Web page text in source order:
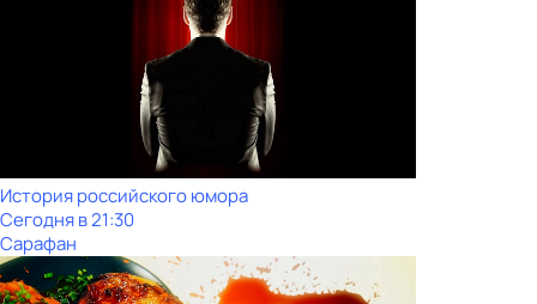
История российского юмора
Сегодня в 21:30
Сарафан